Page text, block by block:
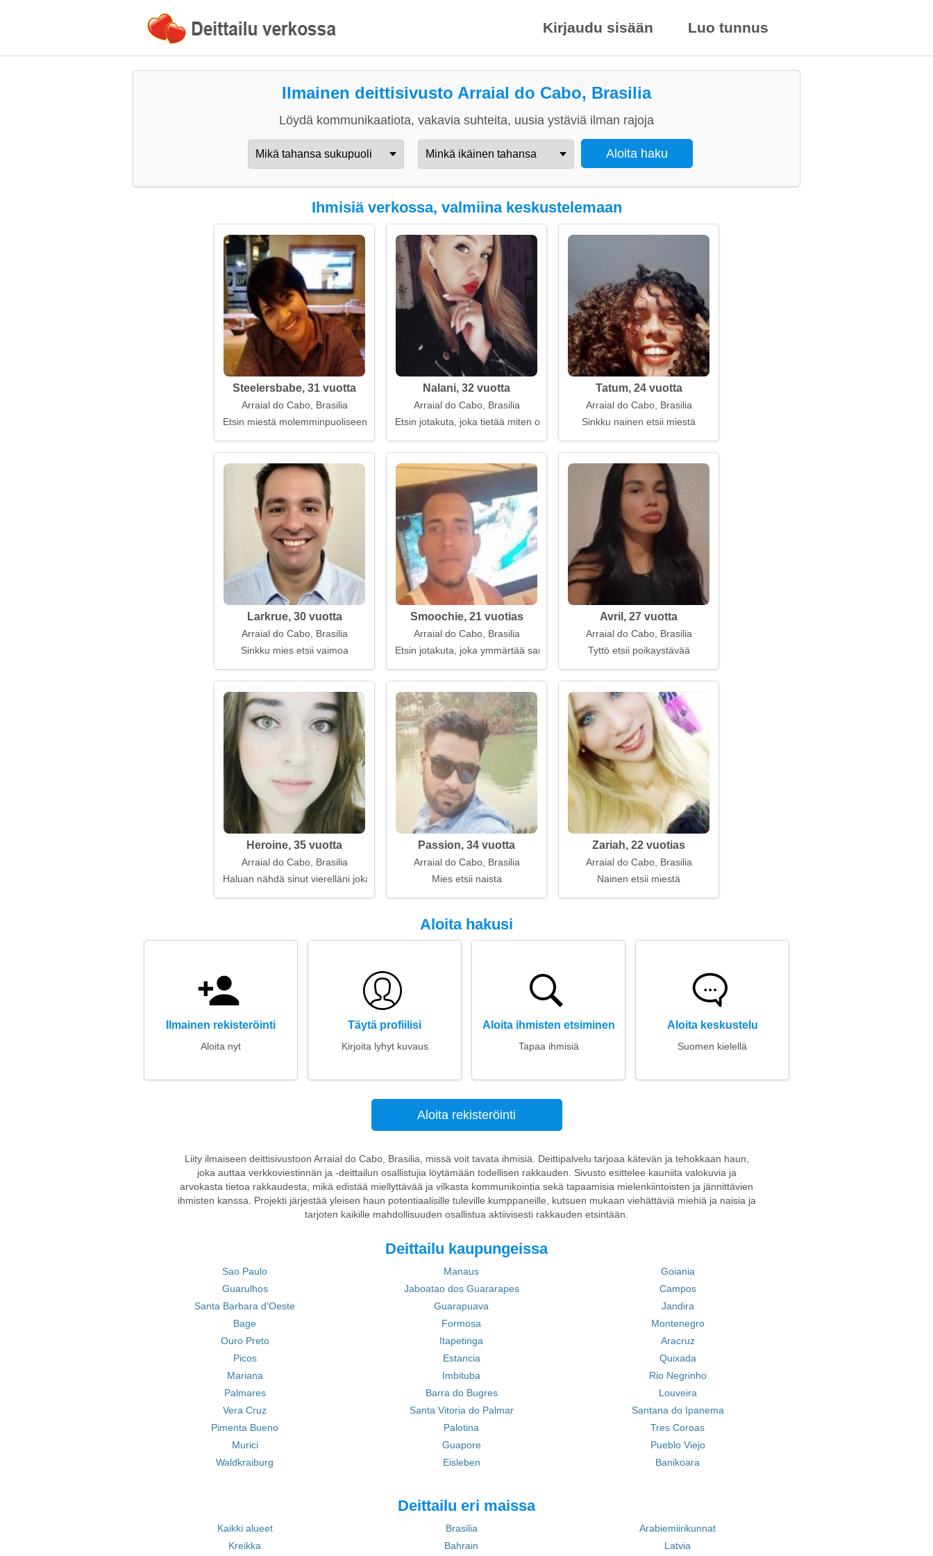
Kirjaudu sisään Luo tunnus
Ilmainen deittisivusto Arraial do Cabo, Brasilia
Löydä kommunikaatiota, vakavia suhteita, uusia ystäviä ilman rajoja
Ihmisiä verkossa, valmiina keskustelemaan
Steelersbabe, 31 vuotta
Arraial do Cabo, Brasilia
Etsin miestä molemminpuoliseen onneen
Nalani, 32 vuotta
Arraial do Cabo, Brasilia
Etsin jotakuta, joka tietää miten olla
Tatum, 24 vuotta
Arraial do Cabo, Brasilia
Sinkku nainen etsii miestä
Larkrue, 30 vuotta
Arraial do Cabo, Brasilia
Sinkku mies etsii vaimoa
Smoochie, 21 vuotias
Arraial do Cabo, Brasilia
Etsin jotakuta, joka ymmärtää sanojen arvon
Avril, 27 vuotta
Arraial do Cabo, Brasilia
Tyttö etsii poikaystävää
Heroine, 35 vuotta
Arraial do Cabo, Brasilia
Haluan nähdä sinut vierelläni joka ilta
Passion, 34 vuotta
Arraial do Cabo, Brasilia
Mies etsii naista
Zariah, 22 vuotias
Arraial do Cabo, Brasilia
Nainen etsii miestä
Aloita hakusi
Ilmainen rekisteröinti
Aloita nyt
Täytä profiilisi
Kirjoita lyhyt kuvaus
Aloita ihmisten etsiminen
Tapaa ihmisiä
Aloita keskustelu
Suomen kielellä
Aloita rekisteröinti
Liity ilmaiseen deittisivustoon Arraial do Cabo, Brasilia, missä voit tavata ihmisiä. Deittipalvelu tarjoaa kätevän ja tehokkaan haun,
joka auttaa verkkoviestinnän ja -deittailun osallistujia löytämään todellisen rakkauden. Sivusto esittelee kauniita valokuvia ja
arvokasta tietoa rakkaudesta, mikä edistää miellyttävää ja vilkasta kommunikointia sekä tapaamisia mielenkiintoisten ja jännittävien
ihmisten kanssa. Projekti järjestää yleisen haun potentiaalisille tuleville kumppaneille, kutsuen mukaan viehättäviä miehiä ja naisia ja
tarjoten kaikille mahdollisuuden osallistua aktiivisesti rakkauden etsintään.
Deittailu kaupungeissa
Sao Paulo Manaus
Goiania
Guarulhos
Jaboatao dos Guararapes
Campos
Santa Barbara d'Oeste
Guarapuava
Jandira
Bage
Formosa
Montenegro
Ouro Preto
Itapetinga
Aracruz
Picos
Estancia
Quixada
Mariana
Imbituba
Rio Negrinho
Palmares
Barra do Bugres
Louveira
Vera Cruz
Santa Vitoria do Palmar
Santana do Ipanema
Pimenta Bueno
Palotina
Tres Coroas
Murici
Guapore
Pueblo Viejo
Waldkraiburg
Eisleben Banikoara
Deittailu eri maissa
Kaikki alueet Brasilia
Arabiemiirikunnat
Kreikka
Bahrain Latvia